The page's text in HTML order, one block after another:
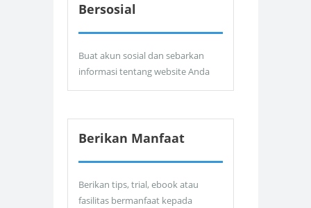
Bersosial
Buat akun sosial dan sebarkan
informasi tentang website Anda
Berikan Manfaat
Berikan tips, trial, ebook atau
fasilitas bermanfaat kepada